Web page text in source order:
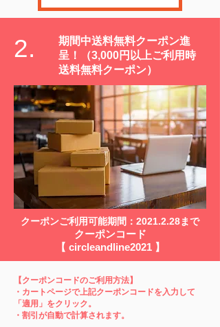
2.
期間中送料無料クーポン進
呈！（3,000円以上ご利用時
送料無料クーポン）
クーポンご利用可能期間：2021.2.28まで
クーポンコード
【 circleandline2021 】
【クーポンコードのご利用方法】
・カートページで上記クーポンコードを入力して
「適用」をクリック。
​・割引が自動で計算されます。